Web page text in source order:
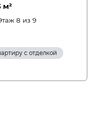
м²
8 из 9
с отделкой